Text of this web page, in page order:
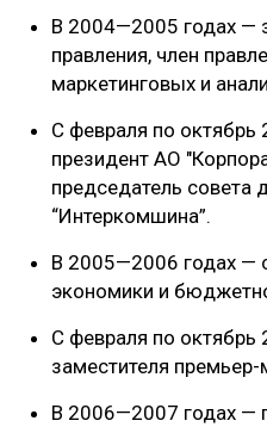
В 2004—2005 годах —
правления, член
маркетинговых и
С февраля по октябрь
президент АО
председатель совета
“Интеркомшина”.
В 2005—2006 годах —
экономики и
С февраля по октябрь
заместителя
В 2006—2007 годах —